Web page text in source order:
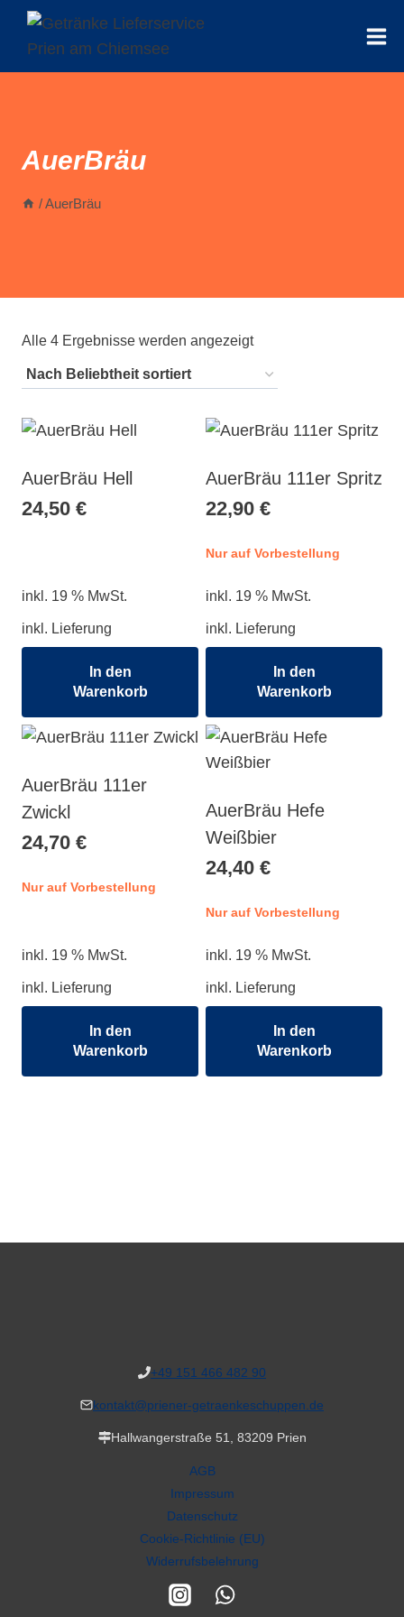
Zum
AuerBräu
/AuerBräu
Alle 4 Ergebnisse werden angezeigtNach
sortiert
AuerBräu Hell
24,50 €
inkl. 19 % MwSt.
inkl. Lieferung
In den
Warenkorb
AuerBräu 111er Spritz
22,90 €
Nur auf Vorbestellung
inkl. 19 % MwSt.
inkl. Lieferung
In den
Warenkorb
AuerBräu 111er
Zwickl
24,70 €
Nur auf Vorbestellung
inkl. 19 % MwSt.
inkl. Lieferung
In den
Warenkorb
AuerBräu Hefe
Weißbier
24,40 €
Nur auf Vorbestellung
inkl. 19 % MwSt.
inkl. Lieferung
In den
Warenkorb
+49 151 466 482 90
kontakt@priener-getraenkeschuppen.de
Hallwangerstraße 51, 83209 Prien
AGB
Impressum
Datenschutz
Cookie-Richtlinie (EU)
Widerrufsbelehrung